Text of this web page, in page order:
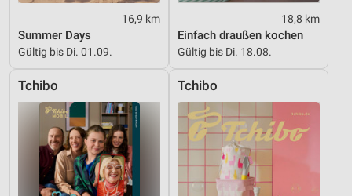
16,9 km
Summer Days
Gültig bis Di. 01.09.
18,8 km
Einfach draußen kochen
Gültig bis Di. 18.08.
Tchibo Tchibo